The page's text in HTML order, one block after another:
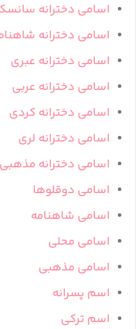
اسامی دخترانه
اسامی دخترانه
اسامی دخترانه عبری
اسامی دخترانه عربی
اسامی دخترانه کردی
اسامی دخترانه لری
اسامی دخترانه مذهبی
اسامی دوقلوها
اسامی شاهنامه
اسامی محلی
اسامی مذهبی
اسم پسرانه
اسم ترکی